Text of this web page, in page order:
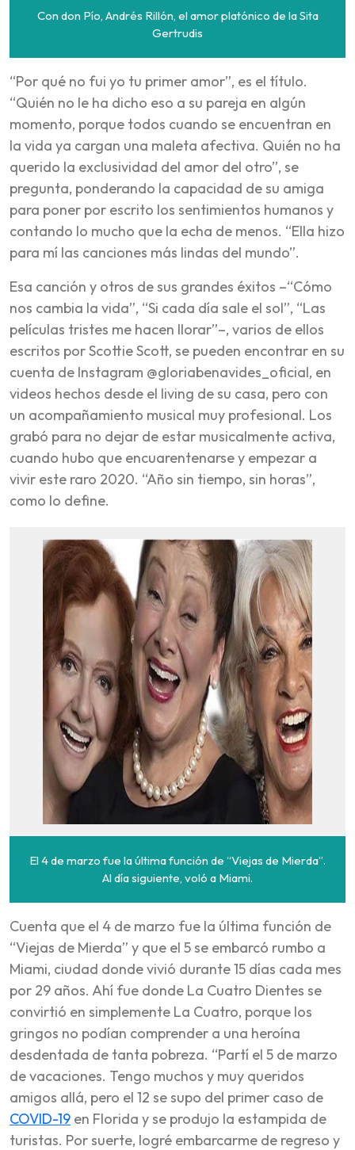
Con don Pío, Andrés Rillón, el amor platónico de la Sita
Gertrudis
“Por qué no fui yo tu primer amor”, es el título.
“Quién no le ha dicho eso a su pareja en algún
momento, porque todos cuando se encuentran en
la vida ya cargan una maleta afectiva. Quién no ha
querido la exclusividad del amor del otro”, se
pregunta, ponderando la capacidad de su amiga
para poner por escrito los sentimientos humanos y
contando lo mucho que la echa de menos. “Ella hizo
para mí las canciones más lindas del mundo”.
Esa canción y otros de sus grandes éxitos –“Cómo
nos cambia la vida”, “Si cada día sale el sol”, “Las
películas tristes me hacen llorar”–, varios de ellos
escritos por Scottie Scott, se pueden encontrar en su
cuenta de Instagram @gloriabenavides_oficial, en
videos hechos desde el living de su casa, pero con
un acompañamiento musical muy profesional. Los
grabó para no dejar de estar musicalmente activa,
cuando hubo que encuarentenarse y empezar a
vivir este raro 2020. “Año sin tiempo, sin horas”,
como lo define.
El 4 de marzo fue la última función de “Viejas de Mierda”.
Al día siguiente, voló a Miami.
Cuenta que el 4 de marzo fue la última función de
“Viejas de Mierda” y que el 5 se embarcó rumbo a
Miami, ciudad donde vivió durante 15 días cada mes
por 29 años. Ahí fue donde La Cuatro Dientes se
convirtió en simplemente La Cuatro, porque los
gringos no podían comprender a una heroína
desdentada de tanta pobreza. “Partí el 5 de marzo
de vacaciones. Tengo muchos y muy queridos
amigos allá, pero el 12 se supo del primer caso de
COVID-19 en Florida y se produjo la estampida de
turistas. Por suerte, logré embarcarme de regreso y